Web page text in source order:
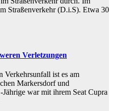
Straßenverkehr (D.i.S). Etwa 30
Verletzungen
Verkehrsunfall ist es am
Markersdorf und
war mit ihrem Seat Cupra